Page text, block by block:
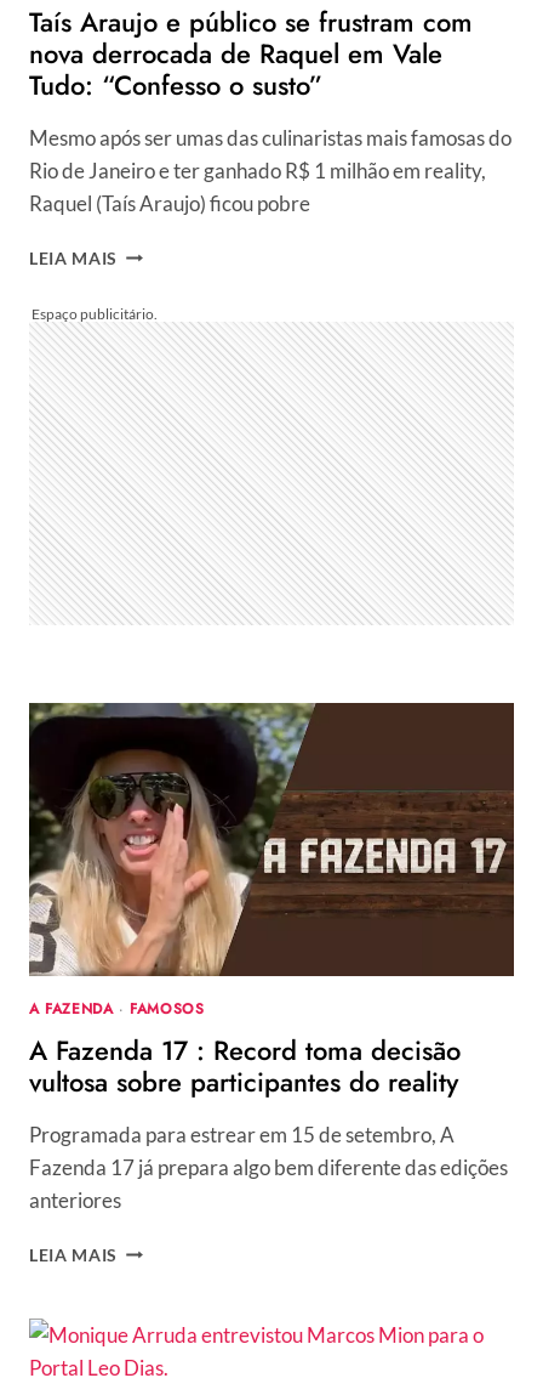
Taís Araujo e público se frustram com
nova derrocada de Raquel em Vale
Tudo: “Confesso o susto”
Mesmo após ser umas das culinaristas mais famosas do
Rio de Janeiro e ter ganhado R$ 1 milhão em reality,
Raquel (Taís Araujo) ficou pobre
LEIA MAIS TAÍS
PÚBLICO
SE
FRUSTRAM
COM
NOVA
DERROCADA
DE
RAQUEL
EM
VALE
TUDO:
“CONFESSO
A FAZENDA· FAMOSOS
A Fazenda 17 : Record toma decisão
vultosa sobre participantes do reality
Programada para estrear em 15 de setembro, A
Fazenda 17 já prepara algo bem diferente das edições
anteriores
LEIA MAIS
RECORD